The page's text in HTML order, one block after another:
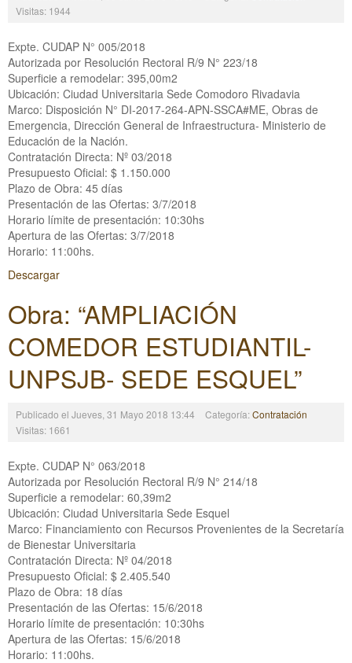
Visitas: 1944
Expte. CUDAP N° 005/2018
Autorizada por Resolución Rectoral R/9 N° 223/18
Superficie a remodelar: 395,00m2
Ubicación: Ciudad Universitaria Sede Comodoro Rivadavia
Marco: Disposición N° DI-2017-264-APN-SSCA#ME, Obras de
Emergencia, Dirección General de Infraestructura- Ministerio de
Educación de la Nación.
Contratación Directa: Nº 03/2018
Presupuesto Oficial: $ 1.150.000
Plazo de Obra: 45 días
Presentación de las Ofertas: 3/7/2018
Horario límite de presentación: 10:30hs
Apertura de las Ofertas: 3/7/2018
Horario: 11:00hs.
Descargar
Obra: “AMPLIACIÓN
COMEDOR ESTUDIANTIL-
UNPSJB- SEDE ESQUEL”
Publicado el Jueves, 31 Mayo 2018 13:44 Categoría:Contratación
Visitas: 1661
Expte. CUDAP N° 063/2018
Autorizada por Resolución Rectoral R/9 N° 214/18
Superficie a remodelar: 60,39m2
Ubicación: Ciudad Universitaria Sede Esquel
Marco: Financiamiento con Recursos Provenientes de la Secretaría
de Bienestar Universitaria
Contratación Directa: Nº 04/2018
Presupuesto Oficial: $ 2.405.540
Plazo de Obra: 18 días
Presentación de las Ofertas: 15/6/2018
Horario límite de presentación: 10:30hs
Apertura de las Ofertas: 15/6/2018
Horario: 11:00hs.